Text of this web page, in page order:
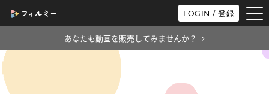
LOGIN / 登録
あなたも動画を販売してみませんか？